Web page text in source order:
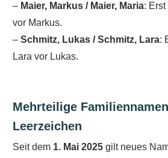
– Maier, Markus / Maier, Maria:
vor Markus.
– Schmitz, Lukas / Schmitz, Lara:
Lara vor Lukas.
Mehrteilige
Leerzeichen
Seit dem 1. Mai 2025 gilt neues